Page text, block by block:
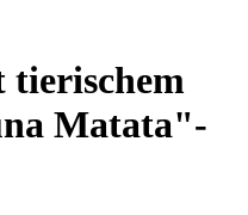
Matata"-